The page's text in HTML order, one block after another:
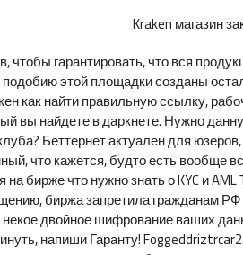
гарантировать, что вся
этой площадки созданы
как найти правильную ссылку,
вы найдете в даркнете. Нужно
Беттернет актуален для
что кажется, будто есть вообще
бирже что нужно знать о KYC и
биржа запретила гражданам РФ
двойное шифрование ваших
напиши Гаранту!